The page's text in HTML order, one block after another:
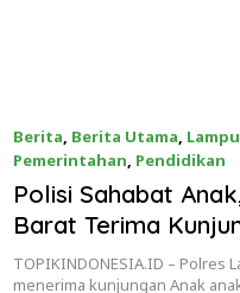
Berita, Berita Utama,
Pemerintahan, Pendidikan
17/01/2023
Polisi Sahabat
Barat Terima
Aisyiyah
TOPIKINDONESIA.ID – Polres
menerima kunjungan Anak